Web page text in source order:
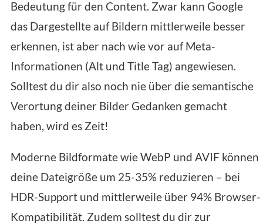
Bedeutung für den Content. Zwar kann Google
das Dargestellte auf Bildern mittlerweile besser
erkennen, ist aber nach wie vor auf Meta-
Informationen (Alt und Title Tag) angewiesen.
Solltest du dir also noch nie über die semantische
Verortung deiner Bilder Gedanken gemacht
haben, wird es Zeit!
Moderne Bildformate wie WebP und AVIF können
deine Dateigröße um 25-35% reduzieren – bei
HDR-Support und mittlerweile über 94% Browser-
Kompatibilität. Zudem solltest du dir zur